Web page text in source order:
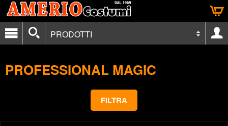
PRODOTTI
PROFESSIONAL MAGIC
FILTRA